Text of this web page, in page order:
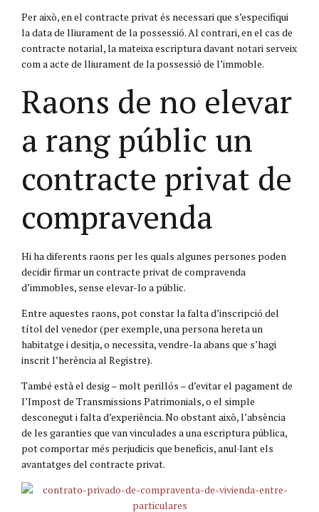
Per això, en el contracte privat és necessari que s’especifiqui
la data de lliurament de la possessió. Al contrari, en el cas de
contracte notarial, la mateixa escriptura davant notari serveix
com a acte de lliurament de la possessió de l’immoble.
Raons de no elevar
a rang públic un
contracte privat de
compravenda
Hi ha diferents raons per les quals algunes persones poden
decidir firmar un contracte privat de compravenda
d’immobles, sense elevar-lo a públic.
Entre aquestes raons, pot constar la falta d’inscripció del
títol del venedor (per exemple, una persona hereta un
habitatge i desitja, o necessita, vendre-la abans que s’hagi
inscrit l’herència al Registre).
També està el desig – molt perillós – d’evitar el pagament de
l’Impost de Transmissions Patrimonials, o el simple
desconegut i falta d’experiència. No obstant això, l’absència
de les garanties que van vinculades a una escriptura pública,
pot comportar més perjudicis que beneficis, anul·lant els
avantatges del contracte privat.